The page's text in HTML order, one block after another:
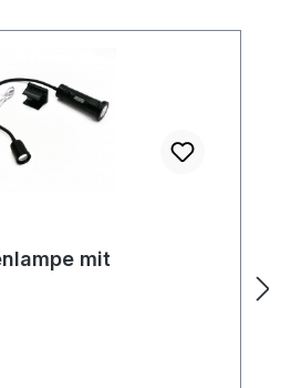
Bewertung von 4.25 von 5
mit